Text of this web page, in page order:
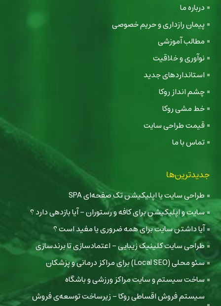
درباره ما
پیمان رازداری و حریم خصوصی
مطالب آموزشی
نوآوری و خلاقیت
استانداردهای جدید
چشم انداز روکا
خط مشی روکا
قیمت طراحی سایت
تماس با ما
جدیدترین‌ها
طراحی سایت یا اپلیکیشن تک صفحه‌ای SPA
سایت و اپلیکیشن برای کافه و رستوران - آیا بازدهی دارد ؟
آیا داشتن سایت برای همه ضروری یا مفید است ؟
طراحی سایت کلینیک زیبایی - اعتمادسازی تا برندسازی
سئو محلی (Local SEO) برای مراکز درمانی و پزشکان
ساخت سیستم و سایت مراکز ورزشی و باشگاه
سیستم فروش اقساطی روکا - زیرساخت توسعه‌ی فروش